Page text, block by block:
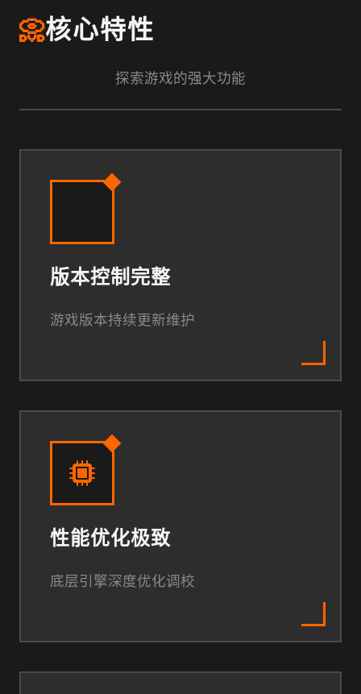
📀核心特性
探索游戏的强大功能
版本控制完整
游戏版本持续更新维护
性能优化极致
底层引擎深度优化调校